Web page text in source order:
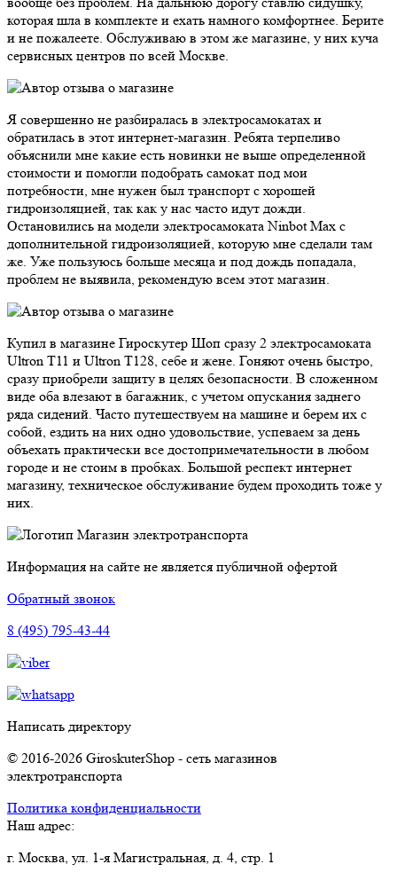
которая шла в комплекте и ехать намного комфортнее. Берите
и не пожалеете. Обслуживаю в этом же магазине, у них куча
сервисных центров по всей Москве.
Я совершенно не разбиралась в электросамокатах и
обратилась в этот интернет-магазин. Ребята терпеливо
объяснили мне какие есть новинки не выше определенной
стоимости и помогли подобрать самокат под мои
потребности, мне нужен был транспорт с хорошей
гидроизоляцией, так как у нас часто идут дожди.
Остановились на модели электросамоката Ninbot Max с
дополнительной гидроизоляцией, которую мне сделали там
же. Уже пользуюсь больше месяца и под дождь попадала,
проблем не выявила, рекомендую всем этот магазин.
Купил в магазине Гироскутер Шоп сразу 2 электросамоката
Ultron T11 и Ultron T128, себе и жене. Гоняют очень быстро,
сразу приобрели защиту в целях безопасности. В сложенном
виде оба влезают в багажник, с учетом опускания заднего
ряда сидений. Часто путешествуем на машине и берем их с
собой, ездить на них одно удовольствие, успеваем за день
объехать практически все достопримечательности в любом
городе и не стоим в пробках. Большой респект интернет
магазину, техническое обслуживание будем проходить тоже у
них.
Магазин электротранспорта
Информация на сайте не является публичной офертой
Обратный звонок
8 (495) 795-43-44
Написать директору
© 2016-2026 GiroskuterShop - сеть магазинов
электротранспорта
Политика конфиденциальности
Наш адрес:
г. Москва, ул. 1-я Магистральная, д. 4, стр. 1